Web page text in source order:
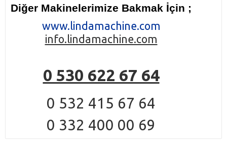
Diğer Makinelerimize Bakmak İçin ;
www.lindamachine.com
info.lindamachine.com
0 530 622 67 64
0 532 415 67 64
0 332 400 00 69